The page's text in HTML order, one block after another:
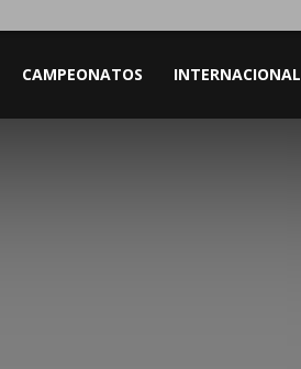
CAMPEONATOS INTERNACIONAL